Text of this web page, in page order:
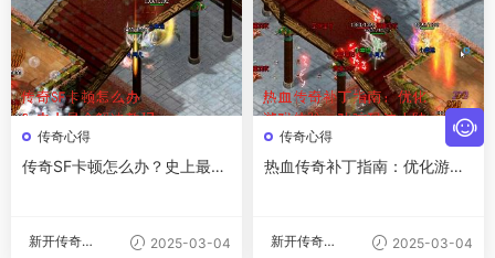
传奇心得
传奇SF卡顿怎么办？史上最全
新开传奇私
2025-03-04
传奇心得
热血传奇补丁指南：优化游戏
新开传奇私
2025-03-04